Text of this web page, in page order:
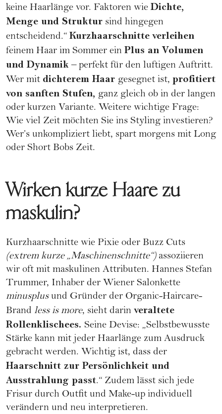
keine Haarlänge vor. Faktoren wieDichte,
Menge und Struktur sind hingegen
entscheidend.“ Kurzhaarschnitte verleihen
feinem Haar im Sommer ein Plus an Volumen
und Dynamik– perfekt für den luftigen Auftritt.
Wer mit dichterem Haar gesegnet ist, profitiert
von sanften Stufen, ganz gleich ob in der langen
oder kurzen Variante. Weitere wichtige Frage:
Wie viel Zeit möchten Sie ins Styling investieren?
Wer’s unkompliziert liebt, spart morgens mit Long
oder Short Bobs Zeit.
Wirken kurze Haare zu
maskulin?
Kurzhaarschnitte wie Pixie oder Buzz Cuts
(extrem kurze „Maschinenschnitte“) assoziieren
wir oft mit maskulinen Attributen. Hannes Stefan
Trummer, Inhaber der Wiener Salonkette
minusplus und Gründer der Organic-Haircare-
Brand less is more, sieht darin veraltete
Rollenklischees. Seine Devise: „Selbstbewusste
Stärke kann mit jeder Haarlänge zum Ausdruck
gebracht werden. Wichtig ist, dass der
Haarschnitt zur Persönlichkeit und
Ausstrahlung passt.“ Zudem lässt sich jede
Frisur durch Outfit und Make-up individuell
verändern und neu interpretieren.